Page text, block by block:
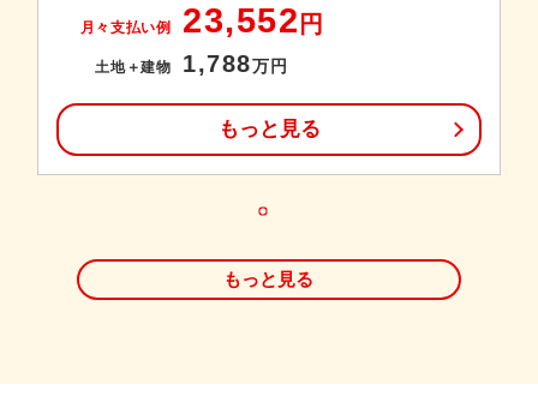
月々支払い例 23,552 円
土地＋建物 1,788万円
もっと見る
もっと見る